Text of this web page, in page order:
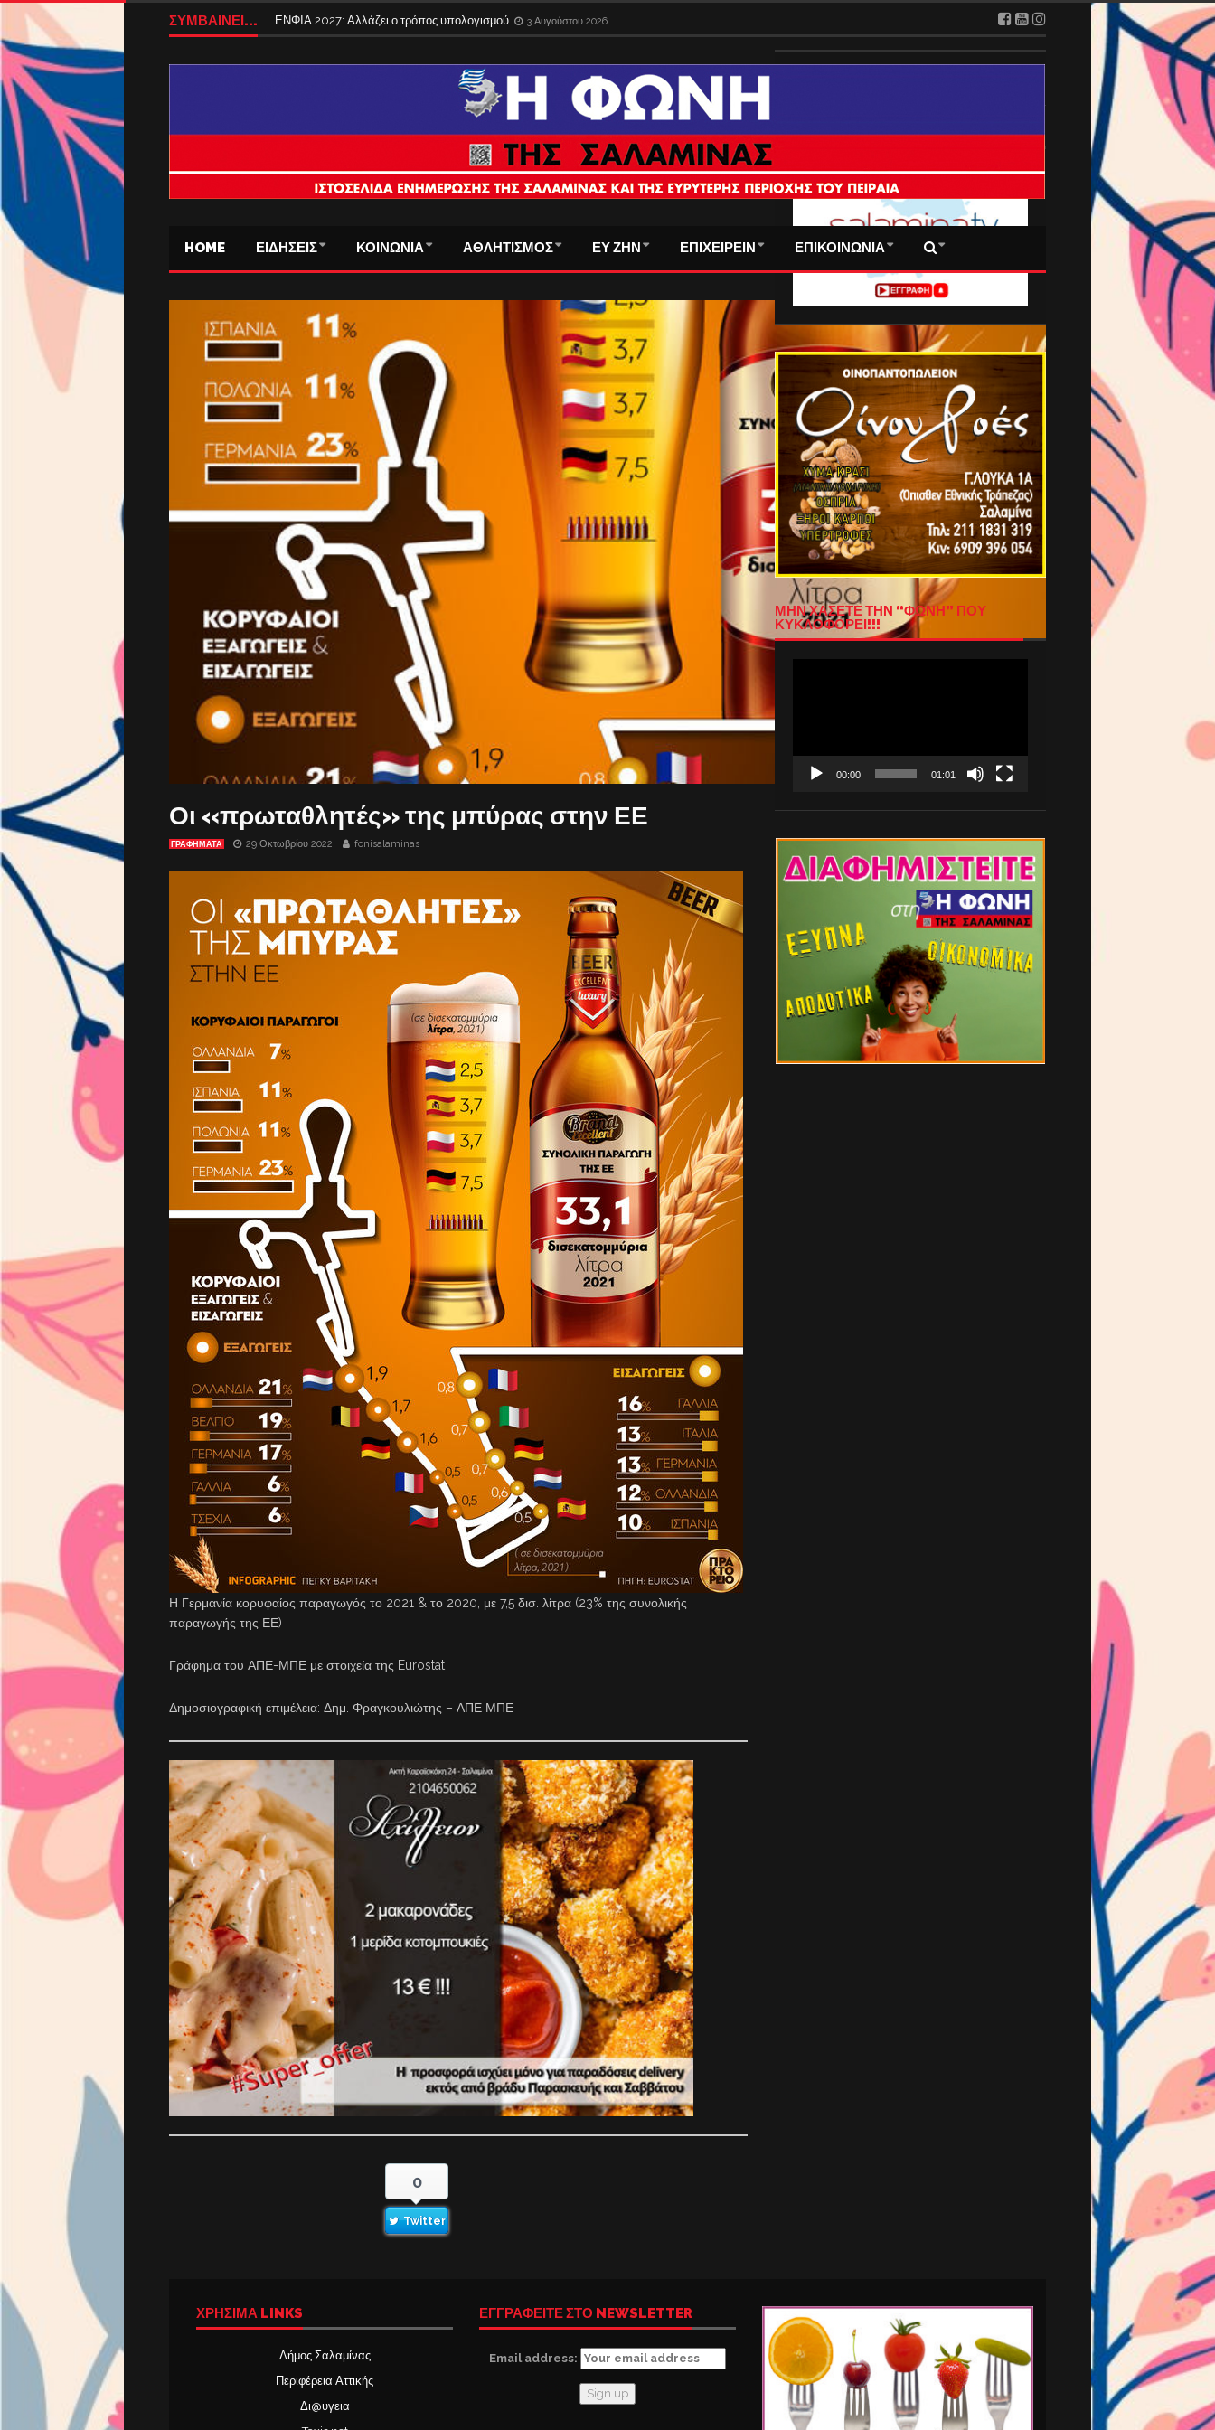
ΣΥΜΒΑΙΝΕΙ... ΕΝΦΙΑ 2027: Αλλάζει ο τρόπος υπολογισμού 3 Αυγούστου 2026
HOME ΕΙΔΗΣΕΙΣ ΚΟΙΝΩΝΙΑ ΑΘΛΗΤΙΣΜΟΣ ΕΥ ΖΗΝ ΕΠΙΧΕΙΡΕΙΝ ΕΠΙΚΟΙΝΩΝΙΑ
Οι «πρωταθλητές» της μπύρας στην ΕΕ
ΓΡΑΦΗΜΑΤΑ 29 Οκτωβρίου 2022 fonisalaminas
Η Γερμανία κορυφαίος παραγωγός το 2021 & το 2020, με 7,5 δισ. λίτρα (23% της συνολικής
παραγωγής της ΕΕ)
Γράφημα του ΑΠΕ-ΜΠΕ με στοιχεία της Eurostat
Δημοσιογραφική επιμέλεια: Δημ. Φραγκουλιώτης – ΑΠΕ ΜΠΕ
0
Twitter
ΜΗΝ ΧΑΣΕΤΕ ΤΗΝ “ΦΩΝΗ” ΠΟΥ
ΚΥΚΛΟΦΟΡΕΙ!!!
00:00 01:01
ΧΡΉΣΙΜΑ LINKS
Δήμος Σαλαμίνας
Περιφέρεια Αττικής
Δι@υγεια
ΕΓΓΡΑΦΕΙΤΕ ΣΤΟ NEWSLETTER
Email address: